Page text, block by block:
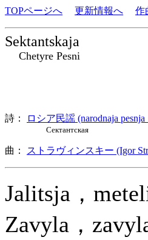
TOPページへ 更新情報へ 作
Sektantskaja
Chetyre Pesni
詩： ロシア民謡 (narodnaja pesnja
Сектантская
曲： ストラヴィンスキー (Igor
Jalitsja，
Zavyla，